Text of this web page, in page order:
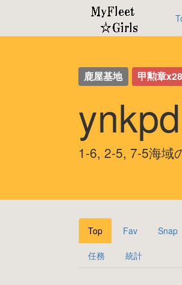
鹿屋基地 甲勲章x28
1-6, 2-5, 7-5海域
Top Fav Snap
任務 統計